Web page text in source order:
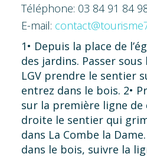
Téléphone: 03 84 91 84
E-mail:
1• Depuis la place de
des jardins. Passer
LGV prendre le sentier
entrez dans le bois. 2•
sur la première ligne de
droite le sentier qui
dans La Combe la
dans le bois, suivre la